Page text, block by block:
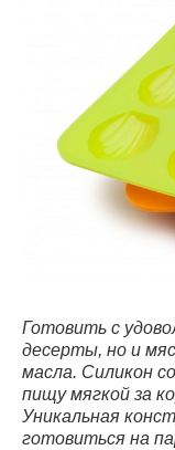
Готовить с
десерты, но и
масла. Силикон
пищу мягкой за
Уникальная
готовиться на